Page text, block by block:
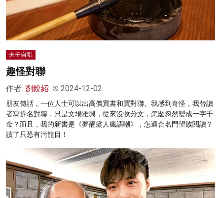
夫子自唱
趣怪對聯
作者: 劉銳紹 2024-12-02
朋友傳話，一位人士可以出高價買書和買對聯。我感到奇怪，我替讀
者寫拆名對聯，只是文場雅興，從來沒收分文，怎麼忽然變成一字千
金？而且，我的新書是《夢醒癡人瘋語嘲》，怎適合名門望族閱讀？
讀了只恐有污龍目！